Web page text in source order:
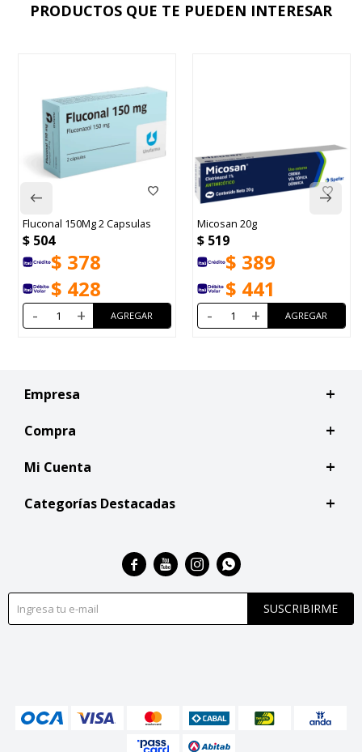
PRODUCTOS QUE TE PUEDEN INTERESAR
Fluconal 150Mg 2 Capsulas
$ 504
$ 378
$ 428
- +
Micosan 20g
$ 519
$ 389
$ 441
- +
Empresa
Compra
Mi Cuenta
Categorías Destacadas
SUSCRIBIRME
   